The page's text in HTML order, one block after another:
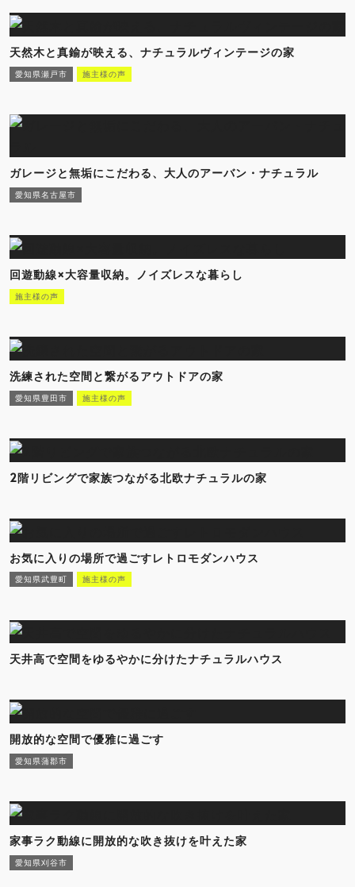
天然木と真鍮が映える、ナチュラルヴィンテージの家
愛知県瀬戸市 施主様の声
ガレージと無垢にこだわる、大人のアーバン・ナチュラル
愛知県名古屋市
回遊動線×大容量収納。ノイズレスな暮らし
施主様の声
洗練された空間と繋がるアウトドアの家
愛知県豊田市 施主様の声
2階リビングで家族つながる北欧ナチュラルの家
お気に入りの場所で過ごすレトロモダンハウス
愛知県武豊町 施主様の声
天井高で空間をゆるやかに分けたナチュラルハウス
開放的な空間で優雅に過ごす
愛知県蒲郡市
家事ラク動線に開放的な吹き抜けを叶えた家
愛知県刈谷市